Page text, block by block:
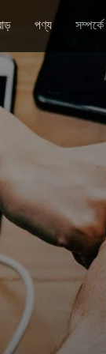
পণ্য সম্পর্কে